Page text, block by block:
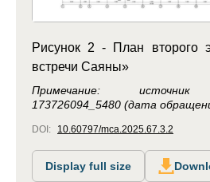
Рисунок 2 - План второго
встречи Саяны»
Примечание: источник
173726094_5480 (дата
DOI: 10.60797/mca.2025.67.3.2
Display full size